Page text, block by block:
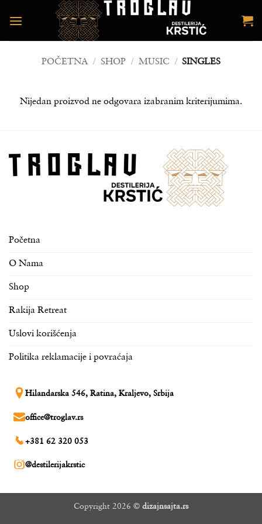
POČETNA / SHOP / MUSIC / SINGLES
Nijedan proizvod ne odgovara izabranim kriterijumima.
Početna
O Nama
Shop
Rakija Retreat
Uslovi korišćenja
Politika reklamacije i povraćaja
Hilandarska 546, Ratina, Kraljevo, Srbija
office@troglav.rs
+381 62 320 053
@destilerijakrstic
Copyright 2026 © dizajnsajta.rs